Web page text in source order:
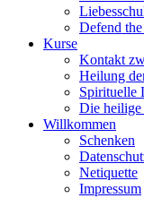
Defend
Kurse
Kontakt
Heilung
Spirituelle
Die
Willkommen
Schenken
Netiquette
Impressum